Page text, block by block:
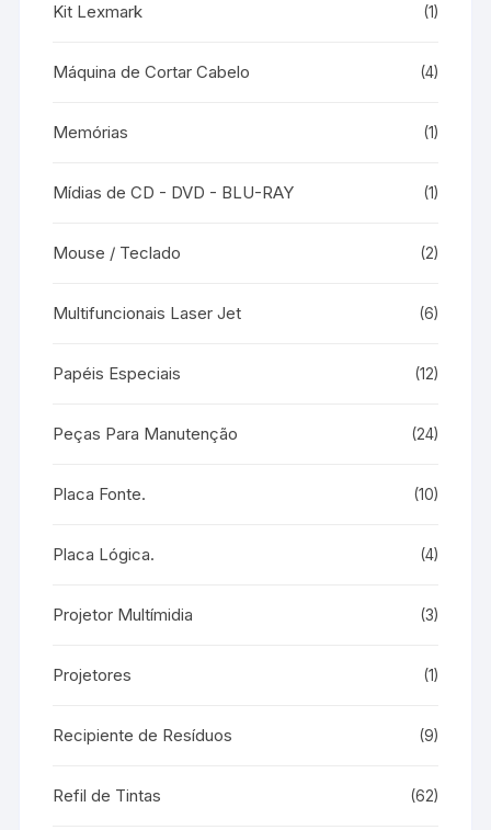
Kit Lexmark (1)
Máquina de Cortar Cabelo (4)
Memórias (1)
Mídias de CD - DVD - BLU-RAY (1)
Mouse / Teclado (2)
Multifuncionais Laser Jet (6)
Papéis Especiais (12)
Peças Para Manutenção (24)
Placa Fonte. (10)
Placa Lógica. (4)
Projetor Multímidia (3)
Projetores (1)
Recipiente de Resíduos (9)
Refil de Tintas (62)